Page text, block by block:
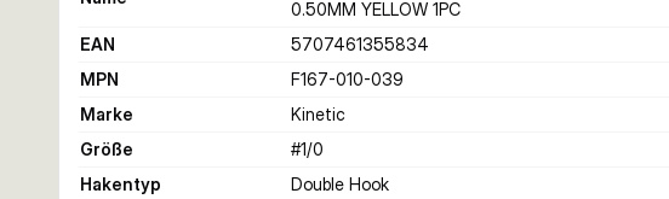
0.50MM YELLOW 1PC
EAN
5707461355834
MPN
F167-010-039
Marke
Kinetic
Größe
#1/0
Hakentyp
Double Hook